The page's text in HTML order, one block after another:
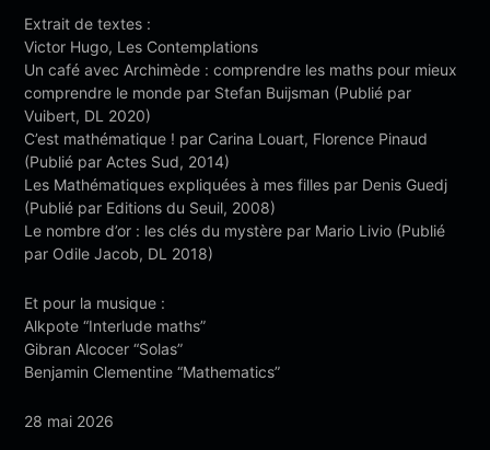
Extrait de textes :
Victor Hugo, Les Contemplations
Un café avec Archimède : comprendre les maths pour mieux
comprendre le monde par Stefan Buijsman (Publié par
Vuibert, DL 2020)
C’est mathématique ! par Carina Louart, Florence Pinaud
(Publié par Actes Sud, 2014)
Les Mathématiques expliquées à mes filles par Denis Guedj
(Publié par Editions du Seuil, 2008)
Le nombre d’or : les clés du mystère par Mario Livio (Publié
par Odile Jacob, DL 2018)
Et pour la musique :
Alkpote “Interlude maths”
Gibran Alcocer “Solas”
Benjamin Clementine “Mathematics”
28 mai 2026